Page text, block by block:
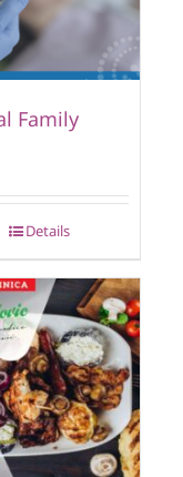
Family
Details